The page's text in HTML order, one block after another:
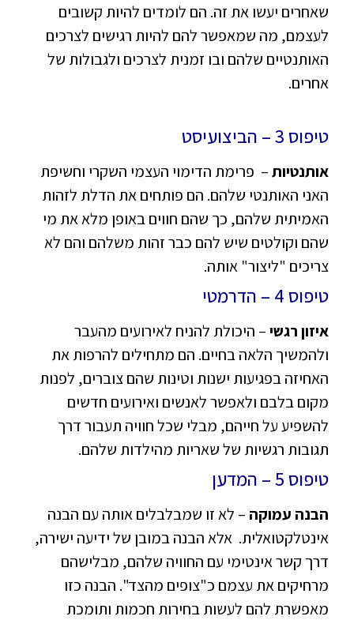
שאחרים יעשו את זה. הם לומדים להיות קשובים
לעצמם, מה שמאפשר להם להיות רגישים לצרכים
האותנטיים שלהם ובו זמנית לצרכים ולגבולות של
אחרים.
טיפוס 3 – הביצועיסט
אותנטיות– פרימת הדימוי העצמי השקרי וחשיפת
האני האותנטי שלהם. הם פותחים את הדלת לזהות
האמיתית שלהם, כך שהם חווים באופן מלא את מי
שהם וקולטים שיש להם כבר זהות משלהם והם לא
צריכים "ליצור" אותה.
טיפוס 4 – הדרמטי
איזון רגשי– היכולת להניח לאירועים מהעבר
ולהמשיך הלאה בחיים. הם מתחילים להרפות את
האחיזה בפגיעות ישנות וטינות שהם צוברים, לפנות
מקום בלבם ולאפשר לאנשים ואירועים חדשים
להשפיע על חייהם, מבלי שכל חוויה תעבור דרך
תגובות רגשיות של שאריות מהילדות שלהם.
טיפוס 5 – המדען
הבנה עמוקה – לא זו שמבלבלים אותה עם הבנה
אינטלקטואלית. אלא הבנה במובן של ידיעה ישירה,
דרך קשר אינטימי עם החוויה שלהם, מבלישהם
מרחיקים את עצמם כ"צופים מהצד". הבנה כזו
מאפשרת להם לעשות בחירות חכמות ותומכת